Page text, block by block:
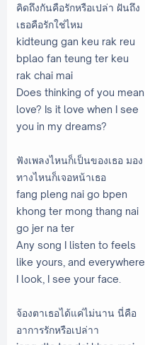
คิดถึงกันคือรักหรือเปล่า ฝันถึง
เธอคือรักใช่ไหม
kidteung gan keu rak reu
bplao fan teung ter keu
rak chai mai
Does thinking of you mean
love? Is it love when I see
you in my dreams?
ฟังเพลงไหนก็เป็นของเธอ มอง
ทางไหนก็เจอหน้าเธอ
fang pleng nai go bpen
khong ter mong thang nai
go jer na ter
Any song I listen to feels
like yours, and everywhere
I look, I see your face.
จ้องตาเธอได้แค่ไม่นาน นี่คือ
อาการรักหรือเปล่าา